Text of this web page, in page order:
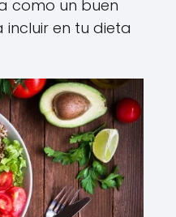
como un buen
en tu dieta